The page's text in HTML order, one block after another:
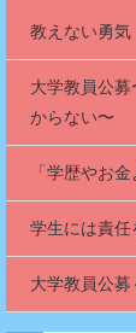
教えない勇気
大学教員公
からない〜
「学歴やお
学生には責任
大学教員公